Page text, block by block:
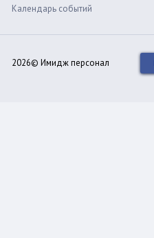
Календарь событий
2026© Имидж персонал